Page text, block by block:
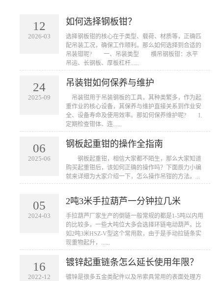
12
2026-03
如何选择钢板钳？
​选择钢板钳的核心在于类型、载荷、材质等，正确匹
配吊装工况，确保工作顺利。那么如何选择到合适的
吊装钳呢? 一、吊装类型 横吊钢板钳：水平
吊运、长钢板、厚板杠杆......
24
2025-09
吊装钳如何保养与维护
​ 吊装钳用于吊装钢板的工具，其种类繁多，作为起
重作业的核心设备，其保养与维护直接关系到作业安
全、设备寿命及使用效率。那如何保养维护呢? 1.
定期检查钳体、连......
06
2025-06
钢板起重钳的操作全指南
​ 钢板起重钳，相信大家都不陌生，那么大家知道
购买起重钳后，该如何正确的操作吗？下面辰力小编
就来详细为大家介绍一下，怎么操作吊钳的方法。...
05
2024-03
2吨3米手拉葫芦一分钟拉几米
手拉葫芦厂家生产的倒链一般常规的都是1-5吨以内用
的比较多，一些大吨位大多会选择环链电动葫芦。比
如2吨3米HSZ-V型这个常用款，由于是手动拉链条实
现重物起升，......
16
2022-12
镀锌起重链条怎么延长使用年限？
镀锌是很多五金类配件以及吊索具常用的表面处理方